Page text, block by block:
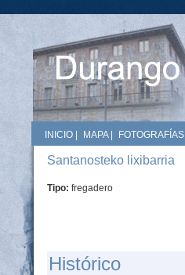
INICIO MAPA| FOTOGRAFÍAS
Santanosteko lixibarria
Tipo: fregadero
Histórico